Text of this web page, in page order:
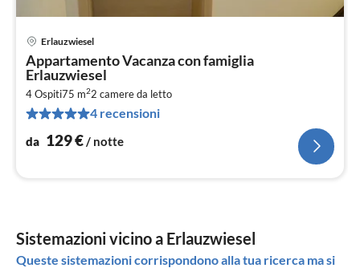
Erlauzwiesel
Appartamento Vacanza con famiglia
Erlauzwiesel
4 Ospiti75 m22 camere da letto
4 recensioni
da 129€/ notte
Sistemazioni vicino a Erlauzwiesel
Queste sistemazioni corrispondono alla tua ricerca ma si